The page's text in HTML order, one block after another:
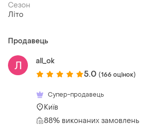
Сезон
Літо
Продавець
all_ok
5.0 (166 оцінок)
Супер-продавець
Київ
88% виконаних замовлень